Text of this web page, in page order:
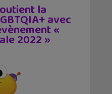
la
avec
«
2022 »